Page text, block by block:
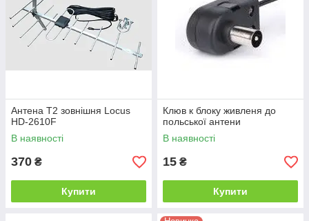
Антена Т2 зовнішня Locus
HD-2610F
В наявності
370 ₴
Купити
Клюв к блоку живленя до
польської антени
В наявності
15 ₴
Купити